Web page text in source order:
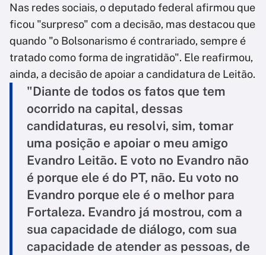
Nas redes sociais, o deputado federal afirmou que
ficou "surpreso" com a decisão, mas destacou que
quando "o Bolsonarismo é contrariado, sempre é
tratado como forma de ingratidão". Ele reafirmou,
ainda, a decisão de apoiar a candidatura de Leitão.
"Diante de todos os fatos que tem
ocorrido na capital, dessas
candidaturas, eu resolvi, sim, tomar
uma posição e apoiar o meu amigo
Evandro Leitão. E voto no Evandro não
é porque ele é do PT, não. Eu voto no
Evandro porque ele é o melhor para
Fortaleza. Evandro já mostrou, com a
sua capacidade de diálogo, com sua
capacidade de atender as pessoas, de